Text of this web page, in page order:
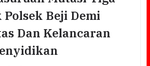
Beji Demi
Dan Kelancaran